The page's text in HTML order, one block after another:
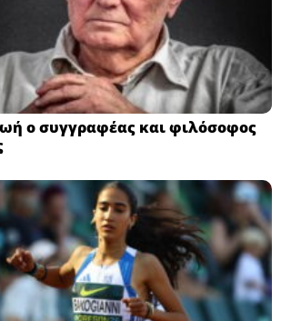
ο συγγραφέας και φιλόσοφος